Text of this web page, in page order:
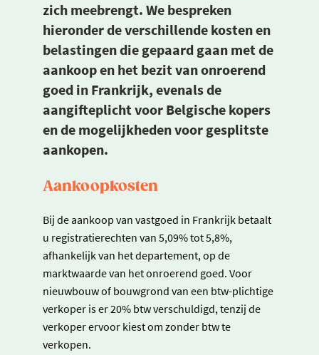
zich meebrengt. We bespreken
hieronder de verschillende kosten en
belastingen die gepaard gaan met de
aankoop en het bezit van onroerend
goed in Frankrijk, evenals de
aangifteplicht voor Belgische kopers
en de mogelijkheden voor gesplitste
aankopen.
Aankoopkosten
Bij de aankoop van vastgoed in Frankrijk betaalt
u registratierechten van 5,09% tot 5,8%,
afhankelijk van het departement, op de
marktwaarde van het onroerend goed. Voor
nieuwbouw of bouwgrond van een btw-plichtige
verkoper is er 20% btw verschuldigd, tenzij de
verkoper ervoor kiest om zonder btw te
verkopen.